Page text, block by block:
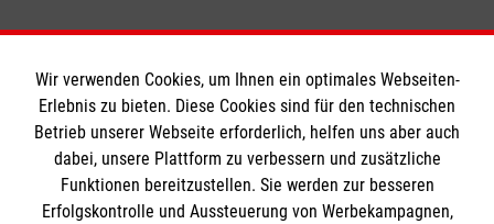
Informationen
Impressum
Wir verwenden Cookies, um Ihnen ein optimales Webseiten-
Erlebnis zu bieten. Diese Cookies sind für den technischen
Betrieb unserer Webseite erforderlich, helfen uns aber auch
dabei, unsere Plattform zu verbessern und zusätzliche
Funktionen bereitzustellen. Sie werden zur besseren
Erfolgskontrolle und Aussteuerung von Werbekampagnen,